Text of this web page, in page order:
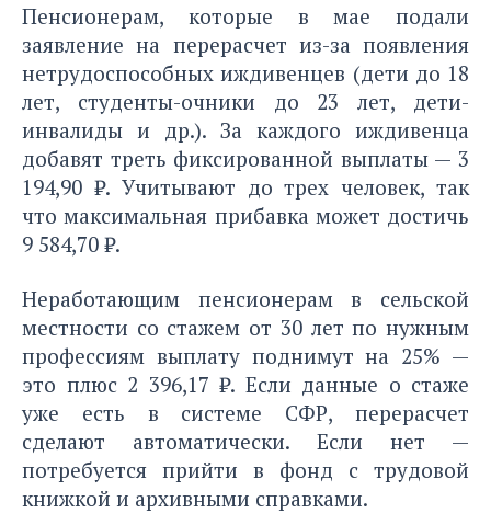
Пенсионерам, которые в мае подали
заявление на перерасчет из-за появления
нетрудоспособных иждивенцев (дети до 18
лет, студенты-очники до 23 лет, дети-
инвалиды и др.). За каждого иждивенца
добавят треть фиксированной выплаты — 3
194,90 ₽. Учитывают до трех человек, так
что максимальная прибавка может достичь
9 584,70 ₽.
Неработающим пенсионерам в сельской
местности со стажем от 30 лет по нужным
профессиям выплату поднимут на 25% —
это плюс 2 396,17 ₽. Если данные о стаже
уже есть в системе СФР, перерасчет
сделают автоматически. Если нет —
потребуется прийти в фонд с трудовой
книжкой и архивными справками.